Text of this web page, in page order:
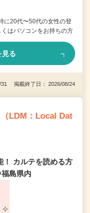
に20代〜50代の女性の登
はパソコンをお持ちの方
見る
31 掲載終了日： 2026/08/24
LDM：Local Dat
カルテを読める方
島県内